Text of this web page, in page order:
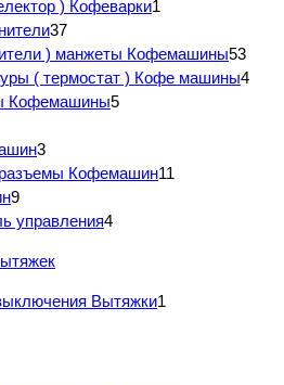
) Кофеварки1
37
) манжеты Кофемашины53
( термостат ) Кофе машины4
Кофемашины5
3
Кофемашин11
9
управления4
Вытяжки1